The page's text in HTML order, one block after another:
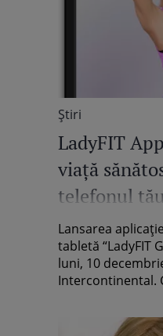
Știri
LadyFIT
viaţă
telefonul
Lansarea
tabletă “LadyFIT
luni, 10
Intercontinental.